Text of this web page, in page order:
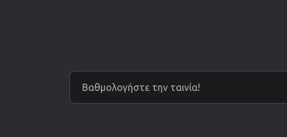
Βαθμολογήστε την ταινία!